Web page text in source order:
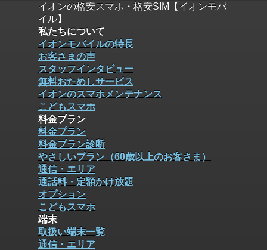
イオンの格安スマホ・格安SIM【イオンモバ
イル】
私たちについて
イオンモバイルの特長
お客さまの声
スタッフインタビュー
無料おためしサービス
イオンのスマホメンテナンス
こどもスマホ
料金プラン
料金プラン
料金プラン診断
やさしいプラン（60歳以上のお客さま）
通信・エリア
通話料・定額かけ放題
オプション
こどもスマホ
端末
取扱い端末一覧
通信・エリア